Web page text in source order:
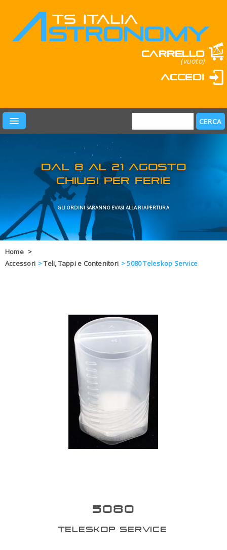
Carrello
(vuoto)
Accedi
PRODOTTI
LEARN & FUN
MARCHI
OFFERTE
GLI ORDINI SARANNO EVASI
Home >
Accessori >Teli, Tappi e Contenitori >5080 Teleskop Service
5080
TELESKOP SERVICE